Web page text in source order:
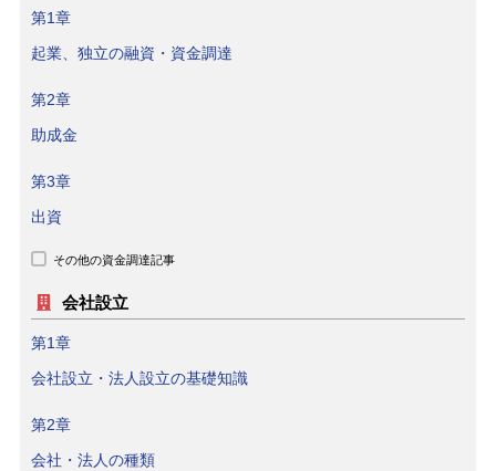
第1章
起業、独立の融資・資金調達
第2章
助成金
第3章
出資
その他の資金調達記事
会社設立
第1章
会社設立・法人設立の基礎知識
第2章
会社・法人の種類